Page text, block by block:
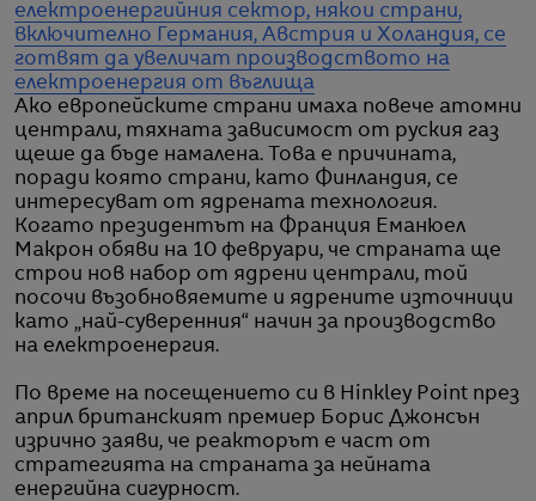
електроенергийния сектор, някои страни,
включително Германия, Австрия и Холандия, се
готвят да увеличат производството на
електроенергия от въглища
Ако европейските страни имаха повече атомни
централи, тяхната зависимост от руския газ
щеше да бъде намалена. Това е причината,
поради която страни, като Финландия, се
интересуват от ядрената технология.
Когато президентът на Франция Еманюел
Макрон обяви на 10 февруари, че страната ще
строи нов набор от ядрени централи, той
посочи възобновяемите и ядрените източници
като „най-суверенния“ начин за производство
на електроенергия.
По време на посещението си в Hinkley Point през
април британският премиер Борис Джонсън
изрично заяви, че реакторът е част от
стратегията на страната за нейната
енергийна сигурност.